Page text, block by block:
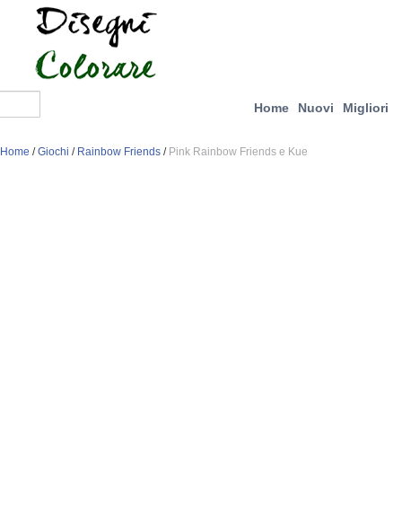
Home Nuovi Migliori
Home /Giochi / Rainbow Friends / Pink Rainbow Friends e Kue